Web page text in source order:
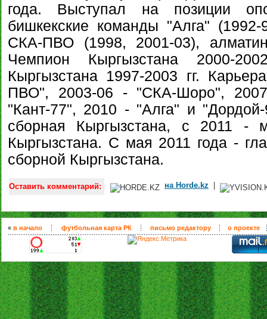
года. Выступал на позиции
бишкекские команды "Алга"
СКА-ПВО (1998, 2001-03),
Чемпион Кыргызстана 2000-
Кыргызстана 1997-2003 гг.
ПВО", 2003-06 - "СКА-Шоро",
"Кант-77", 2010 - "Алга" и
сборная Кыргызстана, с 2011 -
Кыргызстана. С мая 2011 года -
сборной Кыргызстана.
Оставить комментарий: на Horde.kz
« в начало футбольная карта РК письмо редактору о проекте